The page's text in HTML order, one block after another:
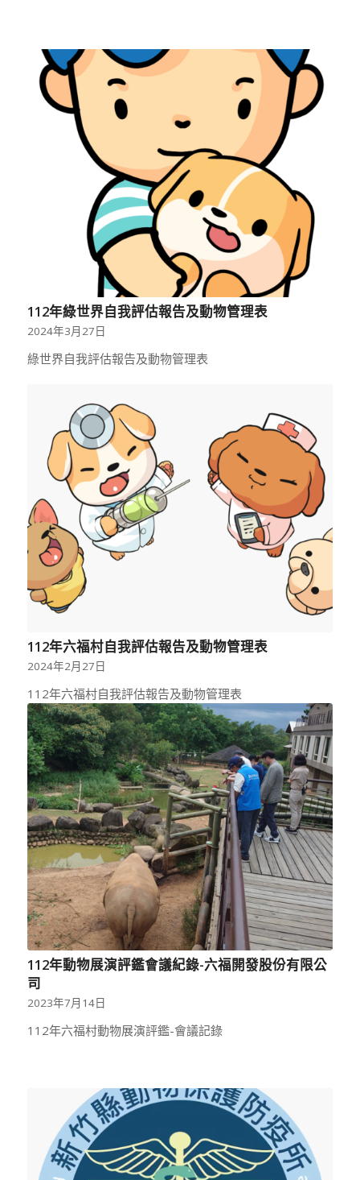
112年綠世界自我評估報告及動物管理表
2024年3月27日
綠世界自我評估報告及動物管理表
112年六福村自我評估報告及動物管理表
2024年2月27日
112年六福村自我評估報告及動物管理表
112年動物展演評鑑會議紀錄-六福開發股份有限公
司
2023年7月14日
112年六福村動物展演評鑑-會議記錄